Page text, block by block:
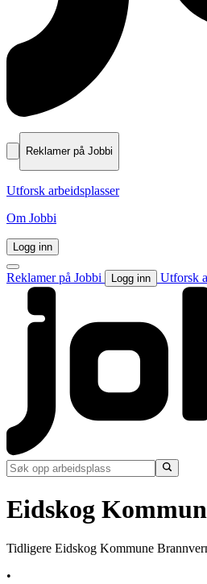
Reklamer på Jobbi
Utforsk arbeidsplasser
Om Jobbi
Logg inn
Reklamer på Jobbi Logg inn Utforsk
Eidskog
Tidligere Eidskog Kommune
•